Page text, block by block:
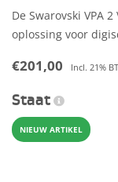
De Swarovski VPA
oplossing voor
€201,00 Incl. 21%
Staat
NIEUW ARTIKEL